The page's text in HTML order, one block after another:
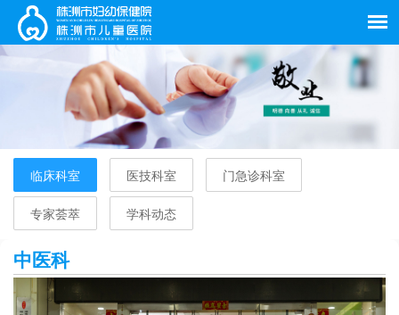
临床科室 医技科室 门急诊科室
专家荟萃 学科动态
中医科